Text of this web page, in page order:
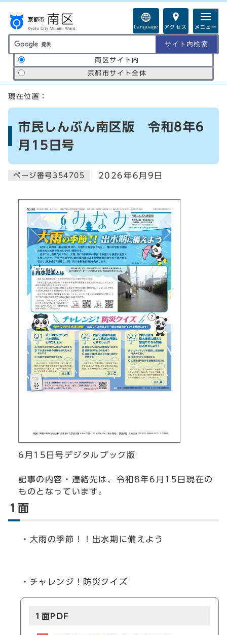
Language アクセス メニュー
サイト内検索の範囲
南区サイト内
京都市サイト全体
ここから本文です
現在位置：
市民しんぶん南区版 令和8年6
月15日号
ページ番号354705 2026年6月9日
6月15日号デジタルブック版
記事の内容・連絡先は、令和8年6月15日現在の
ものとなっています。
1面
・大雨の季節！！出水期に備えよう
・チャレンジ！防災クイズ
1面PDF